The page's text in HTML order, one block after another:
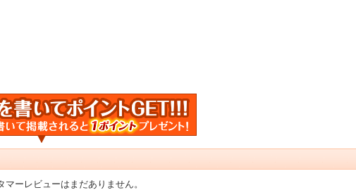
マーレビューはまだありません。